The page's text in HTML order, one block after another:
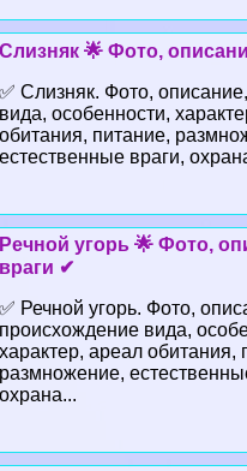
Слизняк 🌟 Фото,
✅ Слизняк. Фото,
вида, особенности,
обитания, питание,
естественные враги,
Речной угорь 🌟 Фото,
враги ✔
✅ Речной угорь. Фото,
происхождение вида,
хаpaктер, ареал обитания,
размножение,
охрана...